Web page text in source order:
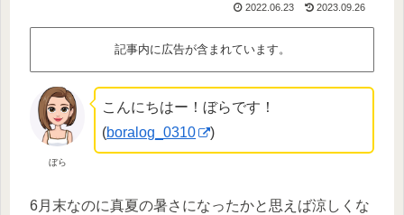
2022.06.23 2023.09.26
記事内に広告が含まれています。
ぼら
こんにちはー！ぼらです！
(boralog_0310 )
6月末なのに真夏の暑さになったかと思えば涼しくな